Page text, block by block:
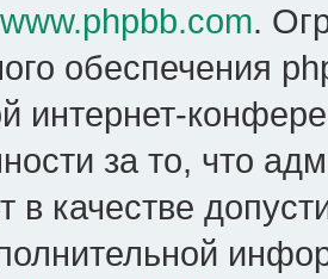
www.phpbb.com.
обеспечения
интернет-
за то, что
в качестве